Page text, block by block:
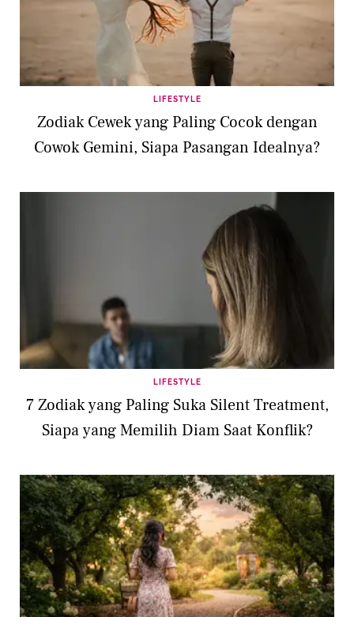
LIFESTYLE
Zodiak Cewek yang Paling Cocok dengan
Cowok Gemini, Siapa Pasangan Idealnya?
LIFESTYLE
7 Zodiak yang Paling Suka Silent Treatment,
Siapa yang Memilih Diam Saat Konflik?